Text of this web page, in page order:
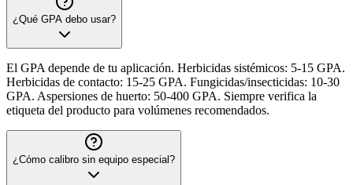
¿Qué GPA debo usar?
El GPA depende de tu aplicación. Herbicidas sistémicos: 5-15 GPA.
Herbicidas de contacto: 15-25 GPA. Fungicidas/insecticidas: 10-30
GPA. Aspersiones de huerto: 50-400 GPA. Siempre verifica la
etiqueta del producto para volúmenes recomendados.
¿Cómo calibro sin equipo especial?